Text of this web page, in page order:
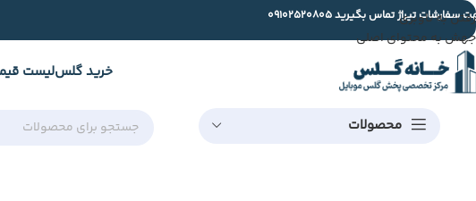
رفتن به ناوبری
جهش به محتوای اصلی
09102520805سفارشات تیراژ تماس بگیرید
خرید گلسلیست
محصولات